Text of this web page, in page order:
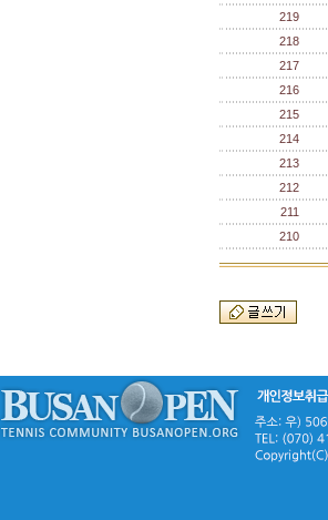
219
218
217
216
215
214
213
212
211
210